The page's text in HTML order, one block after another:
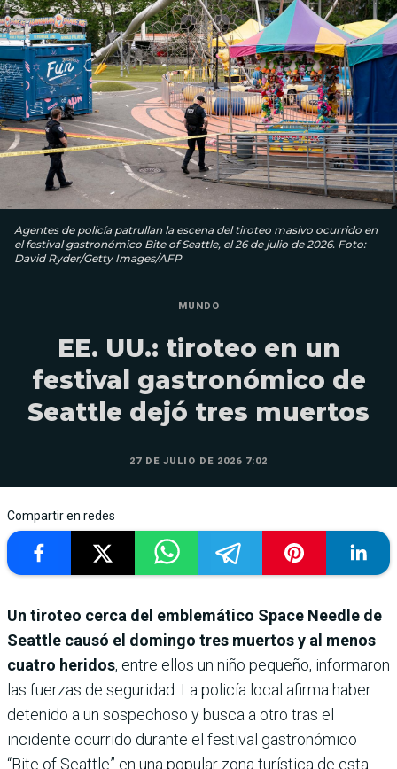
Agentes de policía patrullan la escena del tiroteo masivo ocurrido en
el festival gastronómico Bite of Seattle, el 26 de julio de 2026. Foto:
David Ryder/Getty Images/AFP
MUNDO
EE. UU.: tiroteo en un
festival gastronómico de
Seattle dejó tres muertos
27 DE JULIO DE 2026 7:02
Compartir en redes
Un tiroteo cerca del emblemático Space Needle de
Seattle causó el domingo tres muertos y al menos
cuatro heridos, entre ellos un niño pequeño, informaron
las fuerzas de seguridad. La policía local afirma haber
detenido a un sospechoso y busca a otro tras el
incidente ocurrido durante el festival gastronómico
“Bite of Seattle” en una popular zona turística de esta